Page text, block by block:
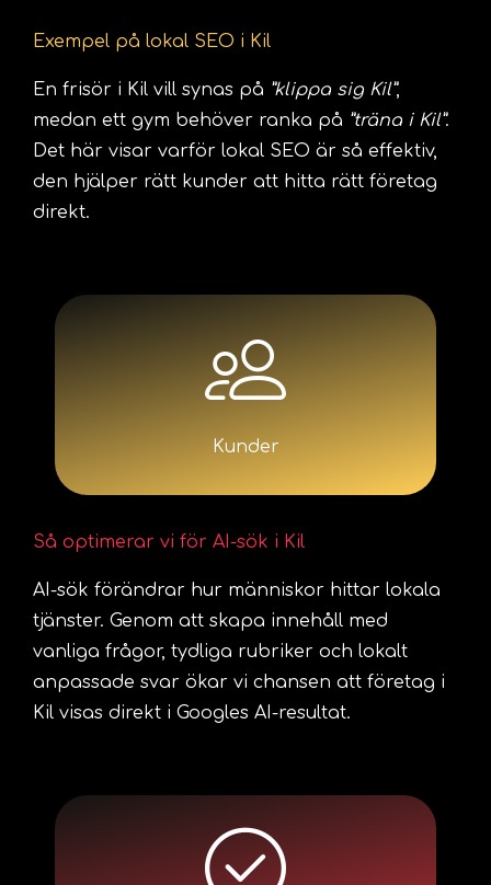
Exempel på lokal SEO i Kil
En frisör i Kil vill synas på ”klippa sig Kil”,
medan ett gym behöver ranka på ”träna i Kil”.
Det här visar varför lokal SEO är så effektiv,
den hjälper rätt kunder att hitta rätt företag
direkt.
Kunder
Så optimerar vi för AI-sök i Kil
AI-sök förändrar hur människor hittar lokala
tjänster. Genom att skapa innehåll med
vanliga frågor, tydliga rubriker och lokalt
anpassade svar ökar vi chansen att företag i
Kil visas direkt i Googles AI-resultat.